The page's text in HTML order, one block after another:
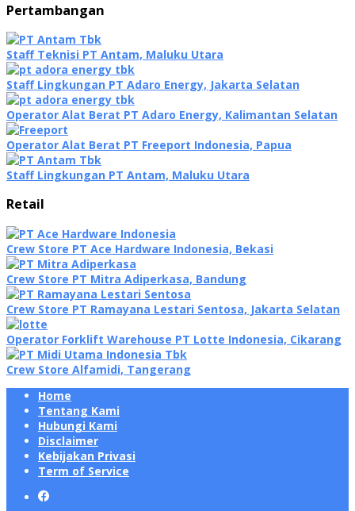
Pertambangan
Staff Teknisi PT Antam, Maluku Utara
Staff Lingkungan PT Adaro Energy, Jakarta Selatan
Operator Alat Berat PT Adaro Energy, Kalimantan Selatan
Operator Alat Berat PT Freeport Indonesia, Papua
Staff Lingkungan PT Antam, Maluku Utara
Retail
Crew Store PT Ace Hardware Indonesia, Bekasi
Crew Store PT Mitra Adiperkasa, Bandung
Crew Store PT Ramayana Lestari Sentosa, Jakarta Selatan
Operator Forklift Warehouse PT Lotte Indonesia, Cikarang
Crew Store Alfamidi, Tangerang
Home
Tentang Kami
Hubungi Kami
Disclaimer
Kebijakan Privasi
Term of Service